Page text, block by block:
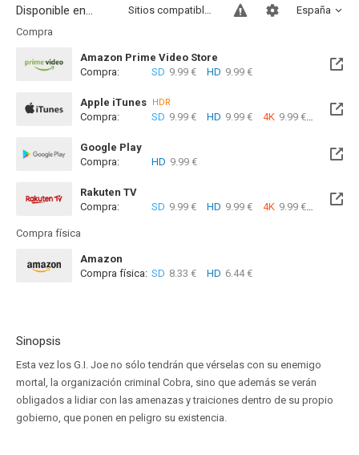
Disponible en... España
Sitios compatibles
Compra
Amazon Prime Video Store
Compra:
SD 9.99 € HD 9.99 €
Apple iTunes HDR
Compra: SD 9.99 € HD 9.99 € 4K 9.99 €
Google Play
Compra:
HD 9.99 €
Rakuten TV
Compra:
SD 9.99 € HD 9.99 € 4K 9.99 €
Compra física
Amazon
Compra física: SD 8.33 € HD 6.44 €
Sinopsis
Esta vez los G.I. Joe no sólo tendrán que vérselas con su enemigo
mortal, la organización criminal Cobra, sino que además se verán
obligados a lidiar con las amenazas y traiciones dentro de su propio
gobierno, que ponen en peligro su existencia.